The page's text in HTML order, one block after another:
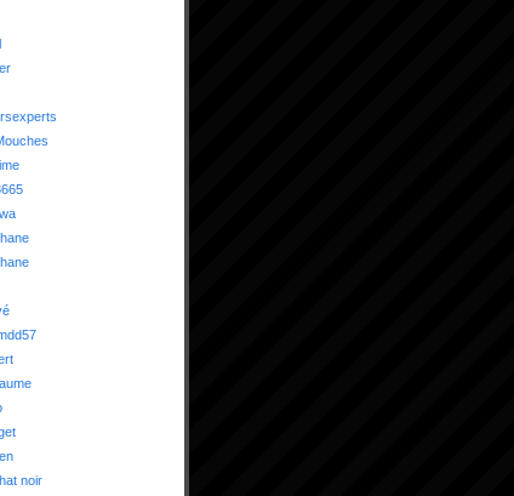
noir